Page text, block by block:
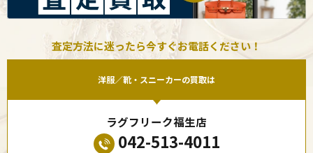
査定方法に迷ったら今すぐお電話ください！
洋服／靴・スニーカーの買取は
ラグフリーク福生店
042-513-4011